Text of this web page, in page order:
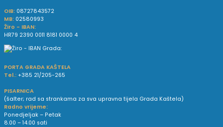
OIB: 08727843572
MB: 02580993
Žiro - IBAN:
HR79 2390 0011 8181 0000 4
PORTA GRADA KAŠTELA
Tel.: +385 21/205-265
PISARNICA
(šalter; rad sa strankama za sva upravna tijela Grada Kaštela)
Radno vrijeme:
Ponedjeljak – Petak
8.00 – 14.00 sati